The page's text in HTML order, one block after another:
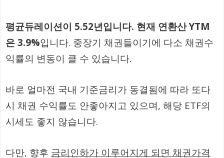
평균듀레이션이 5.52년입니다. 현재 연환산 YTM
은 3.9%입니다. 중장기 채권들이기에 다소 채권수
익률의 변동이 클 수 있습니다.
바로 얼마전 국내 기준금리가 동결됨에 따라 또다
시 채권 수익률도 안좋아지고 있으며, 해당 ETF의
시세도 좋지 않습니다.
다만, 향후 금리인하가 이루어지게 되면 채권가격